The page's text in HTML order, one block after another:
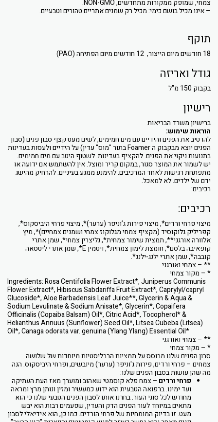
צמחי, שמופק ממקורות מתחדשים, NON-GMO.
– אינו מכיל בושם כימי: מכיל רק שמנים אתריים טהורים וטבעיים.
תוקף
18 חודשים מיום הייצור, 12 חודשים מיום הפתיחה (PAO)
גודל ואריזה
בקבוק 150 מ"ל
רישיון
ברישיון משרד הבריאות
הוראות שימוש:
להרטיב את הפנים והידיים עם מים חמימים, לשים מעט קצף סבון פנים (סבון
הפנים יוצא מבקבוק ה Foamer בתור "מוס" עדין) על הידיים ולעסות בעדינות
בתנועות ניקוי את הפנים. להקציף בעדינות. לשטוף היטב עם מים חמימים.
יש לשמור את המוצר סגור, במקום קריר ומוצל. אין להשתמש אם ידועה או
מתפתחת רגישות לאחד המרכיבים. להימנע ממגע בעיניים. להרחיק מהישג
ידם של ילדים. לא למאכל.
רכיבים:
רכיבים:
מיצוי פרחי ורדים*, מיצוי פירות ג’וניפר (ערער)*, מיצוי פרחי היביסקוס*,
קפריליק גלוקוסיד (מקציף צמחי מגלוקוז צמחי ושמנים צמחיים)*, מיץ
אלוורה אורגני**, תמצית שימור צמחית*, גליצרין צמחי*, שמן אתרי
קופאיבה בלסם*, חומצת לימון צמחית*, ויטמין E*, שמן אתרי ליטסאה
קובבה*, שמן אתרי ילנג-ילנג*.
** – צמחי ואורגני
* – מקור צמחי
Ingredients: Rosa Centifolia Flower Extract*, Juniperus Communis
Flower Extract*, Hibiscus Sabdariffa Fruit Extract*, Caprylyl/capryl
Glucoside*, Aloe Barbadensis Leaf Juice**, Glycerin & Aqua &
Sodium Levulinate & Sodium Anisate*, Glycerin*, Copaifera
Officinalis (Copaiba Balsam) Oil*, Citric Acid*, Tocopherol* &
Helianthus Annuus (Sunflower) Seed Oil*, Litsea Cubeba (Litsea)
Oil*, Canaga odorata var. genuina (Ylang Ylang) Essential Oil*
** – צמחי ואורגני
* – מקור צמחי
סבון הפנים שלנו מבוסס על תמציות הרבליסטיות מיוחדות של שלושה
צמחים – פרחי ורדים, פירות ג'וניפר (ערער) מיובשים, ופרחי היביסקוס. הנה
מה שהן עושות בסבון הפנים שלנו:
פרחי ורדים –צמח פלא קוסמטי שאהוב ומוערך מאז העת העתיקה
ועד ימינו. ברפואה הטבעית הוא ידוע כמעשיר ומזין ונותן מרץ ומראה
מחודש לכל סוגי העור. בחרנו אותו לסבון הפנים הטבעי שלנו כי הוא
מתאים במיוחד לעור הפנים הדק והעדין, שפעמים רבות הוא יבש
מעט. זו בדיוק המומחיות של פרחי הורדים. כמו כן, הוא אידיאלי לסבון